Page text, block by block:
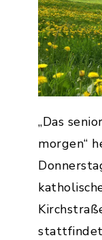
„Das
morgen“